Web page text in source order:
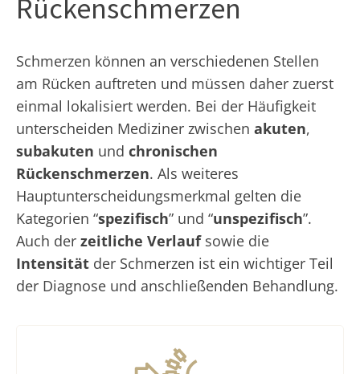
Rückenschmerzen
Schmerzen können an verschiedenen Stellen
am Rücken auftreten und müssen daher zuerst
einmal lokalisiert werden. Bei der Häufigkeit
unterscheiden Mediziner zwischen akuten,
subakuten und chronischen
Rückenschmerzen. Als weiteres
Hauptunterscheidungsmerkmal gelten die
Kategorien “spezifisch” und “unspezifisch”.
Auch der zeitliche Verlauf sowie die
Intensität der Schmerzen ist ein wichtiger Teil
der Diagnose und anschließenden Behandlung.